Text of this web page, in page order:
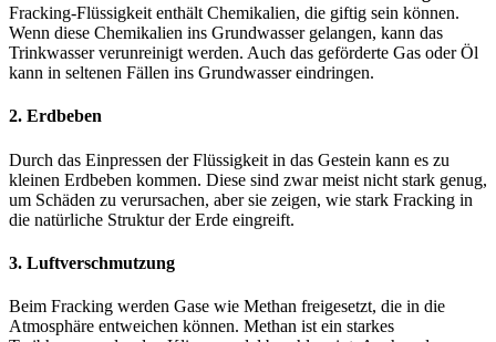
Fracking-Flüssigkeit enthält Chemikalien, die giftig sein können.
Wenn diese Chemikalien ins Grundwasser gelangen, kann das
Trinkwasser verunreinigt werden. Auch das geförderte Gas oder Öl
kann in seltenen Fällen ins Grundwasser eindringen.
2. Erdbeben
Durch das Einpressen der Flüssigkeit in das Gestein kann es zu
kleinen Erdbeben kommen. Diese sind zwar meist nicht stark genug,
um Schäden zu verursachen, aber sie zeigen, wie stark Fracking in
die natürliche Struktur der Erde eingreift.
3. Luftverschmutzung
Beim Fracking werden Gase wie Methan freigesetzt, die in die
Atmosphäre entweichen können. Methan ist ein starkes